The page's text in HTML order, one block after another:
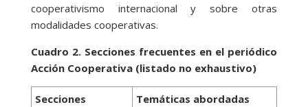
cooperativismo internacional y sobre otras
modalidades cooperativas.
Cuadro 2. Secciones frecuentes en el periódico
Acción Cooperativa (listado no exhaustivo)
Secciones Temáticas abordadas